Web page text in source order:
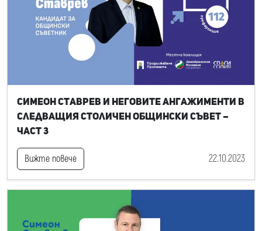
Симеон Ставрев и неговите ангажименти в
следващия Столичен общински съвет –
част 3
Вижте повече 22.10.2023